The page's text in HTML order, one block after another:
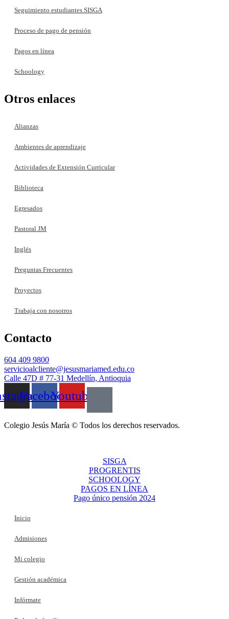
Seguimiento estudiantes SISGA
Proceso de pago de pensión
Pagos en línea
Schoology
Otros enlaces
Alianzas
Ambientes de aprendizaje
Actividades de Extensión Curricular
Biblioteca
Egresados
Pastoral JM
Inglés
Preguntas Frecuentes
Proyectos
Trabaja con nosotros
Contacto
604 409 9800
servicioalcliente@jesusmariamed.edu.co
Calle 47D # 77-31 Medellín, Antioquia
FacebookYoutube
Colegio Jesús María © Todos los derechos reservados.
SISGA
PROGRENTIS
SCHOOLOGY
PAGOS EN LÍNEA
Pago único pensión 2024
Inicio
Admisiones
Mi colegio
Gestión académica
Infórmate